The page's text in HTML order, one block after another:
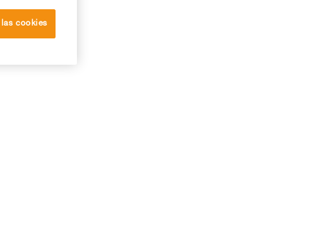
cookies